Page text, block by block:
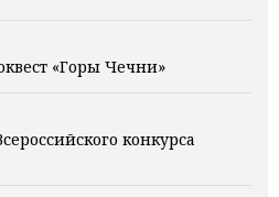
«Горы Чечни»
конкурса